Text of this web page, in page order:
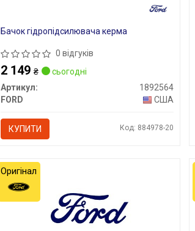
Бачок гідропідсилювача керма
0 відгуків
2 149 ₴
сьогодні
Артикул:
1892564
FORD
США
КУПИТИ Код: 884978-20
Оригінал